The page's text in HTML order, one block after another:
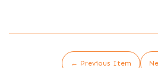
← Previous Item